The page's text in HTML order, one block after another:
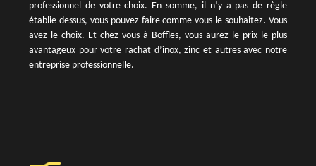
professionnel de votre choix. En somme, il n’y a pas de règle
établie dessus, vous pouvez faire comme vous le souhaitez. Vous
avez le choix. Et chez vous à Boffles, vous aurez le prix le plus
avantageux pour votre rachat d’inox, zinc et autres avec notre
entreprise professionnelle.